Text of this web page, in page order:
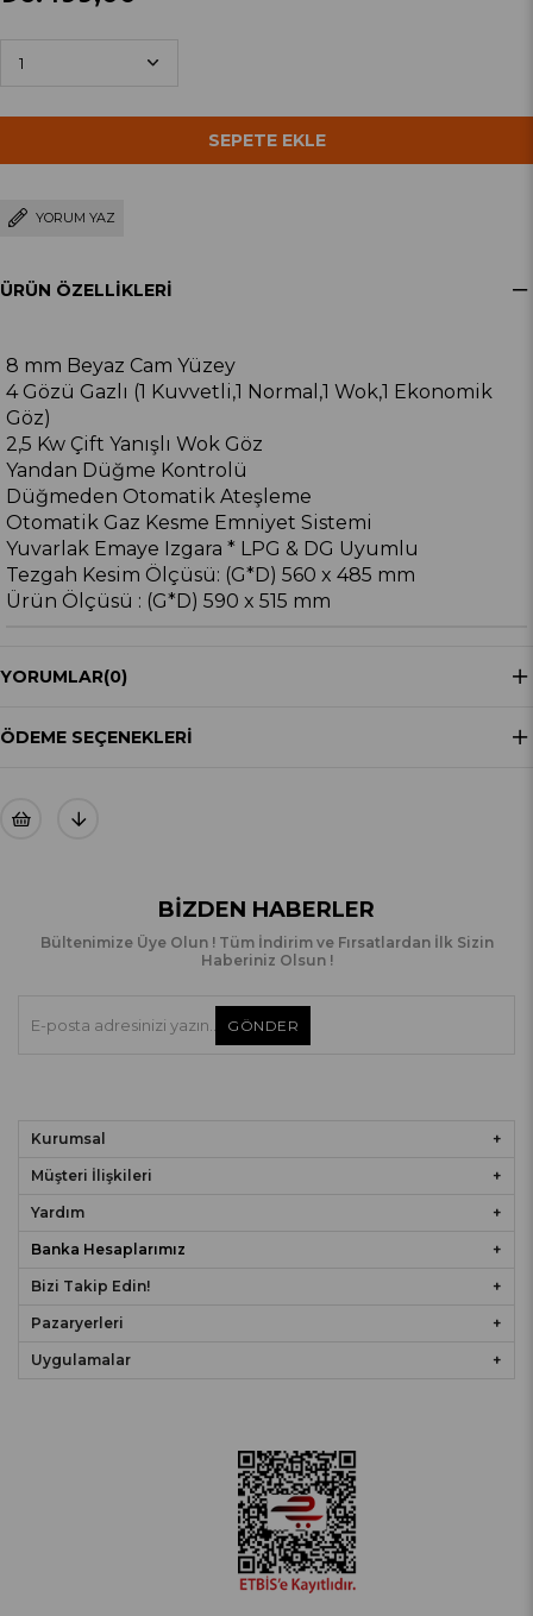
YORUM YAZ
ÜRÜN ÖZELLIKLERI
8 mm Beyaz Cam Yüzey
4 Gözü Gazlı (1 Kuvvetli,1 Normal,1 Wok,1 Ekonomik
Göz)
2,5 Kw Çift Yanışlı Wok Göz
Yandan Düğme Kontrolü
Düğmeden Otomatik Ateşleme
Otomatik Gaz Kesme Emniyet Sistemi
Yuvarlak Emaye Izgara * LPG & DG Uyumlu
Tezgah Kesim Ölçüsü: (G*D) 560 x 485 mm
Ürün Ölçüsü : (G*D) 590 x 515 mm
YORUMLAR(0)
ÖDEME SEÇENEKLERI
BIZDEN HABERLER
Bültenimize Üye Olun ! Tüm İndirim ve Fırsatlardan İlk Sizin
Haberiniz Olsun !
GÖNDER
Kurumsal
Müşteri İlişkileri
Yardım
Banka Hesaplarımız
Bizi Takip Edin!
Pazaryerleri
Uygulamalar